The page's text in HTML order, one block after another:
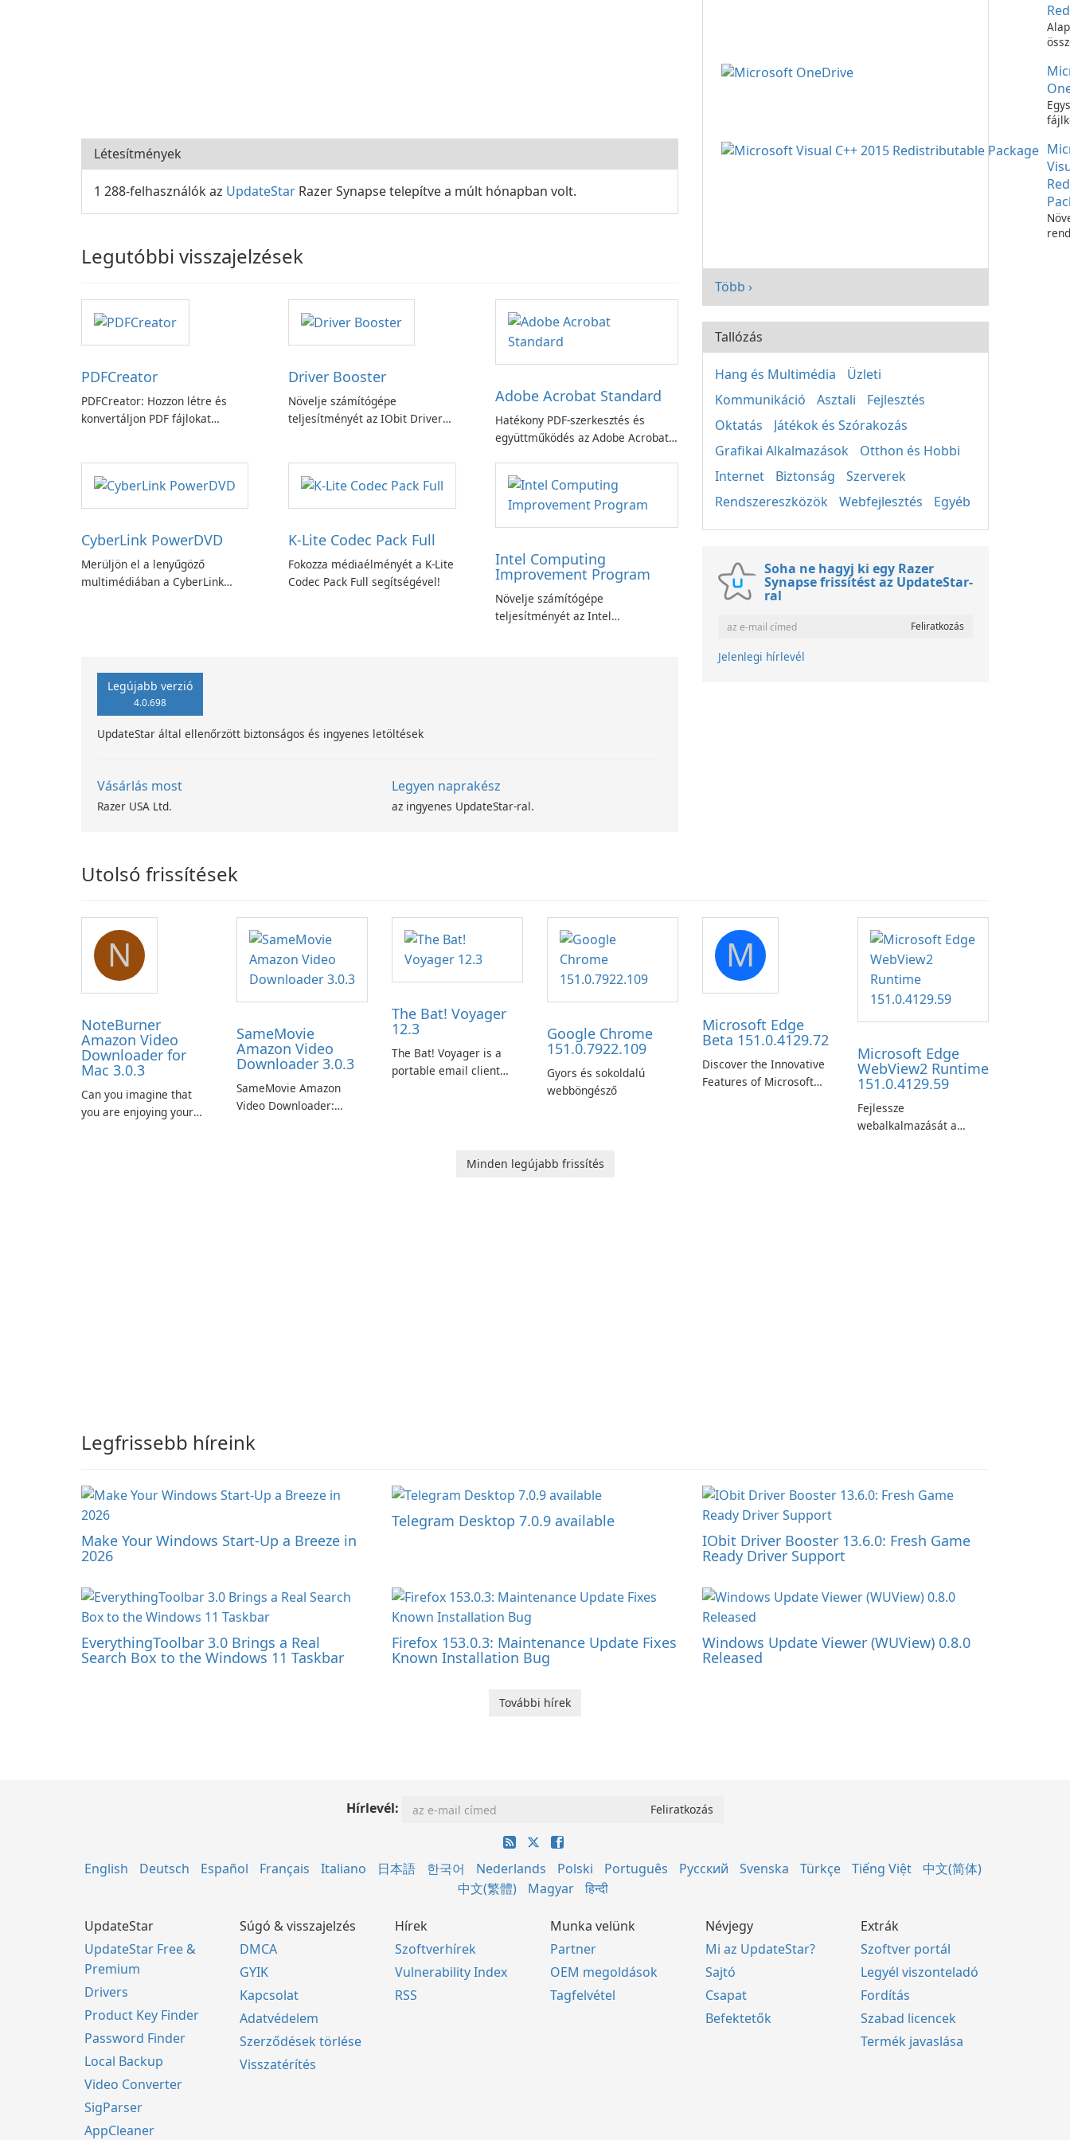
Létesítmények
1 288-felhasználók az UpdateStar Razer Synapse telepítve a múlt hónapban volt.
Legutóbbi visszajelzések
PDFCreator
PDFCreator: Hozzon létre és
konvertáljon PDF fájlokat
Driver Booster
Növelje számítógépe
teljesítményét az IObit Driver
Adobe Acrobat Standard
Hatékony PDF-szerkesztés és
együttműködés az Adobe Acrobat
CyberLink PowerDVD
Merüljön el a lenyűgöző
multimédiában a CyberLink
K-Lite Codec Pack Full
Fokozza médiaélményét a K-Lite
Codec Pack Full segítségével!
Intel Computing
Improvement Program
Növelje számítógépe
teljesítményét az Intel
Legújabb verzió
4.0.698
UpdateStar által ellenőrzött biztonságos és ingyenes letöltések
Vásárlás most
Razer USA Ltd.
Legyen naprakész
az ingyenes UpdateStar-ral.
Több ›
Tallózás
Hang és Multimédia
Üzleti
Kommunikáció
Asztali
Fejlesztés
Oktatás
Játékok és Szórakozás
Grafikai Alkalmazások
Otthon és Hobbi
Internet
Biztonság
Szerverek
Rendszereszközök
Webfejlesztés Egyéb
Soha ne hagyj ki egy Razer
Synapse frissítést az UpdateStar-
ral
Jelenlegi hírlevél
Utolsó frissítések
N
NoteBurner
Amazon Video
Downloader for
Mac 3.0.3
Can you imagine that
you are enjoying your
SameMovie
Amazon Video
Downloader 3.0.3
SameMovie Amazon
Video Downloader:
The Bat! Voyager
12.3
The Bat! Voyager is a
portable email client
Microsoft Windows.
Google Chrome
151.0.7922.109
Gyors és sokoldalú
webböngésző
M
Microsoft Edge
Beta 151.0.4129.72
Discover the Innovative
Features of Microsoft
Microsoft Edge
WebView2 Runtime
151.0.4129.59
Fejlessze
webalkalmazását a
Minden legújabb frissítés
Legfrissebb híreink
Make Your Windows Start-Up a Breeze in
2026
Telegram Desktop 7.0.9 available
IObit Driver Booster 13.6.0: Fresh Game
Ready Driver Support
EverythingToolbar 3.0 Brings a Real
Search Box to the Windows 11 Taskbar
Firefox 153.0.3: Maintenance Update Fixes
Known Installation Bug
Windows Update Viewer (WUView) 0.8.0
Released
További hírek
Hírlevél:
English Deutsch Español Français Italiano 日本語 한국어 Nederlands Polski Português Русский Svenska Türkçe Tiếng Việt
中文(简体)
中文(繁體)
Magyar हिन्दी
UpdateStar
UpdateStar Free &
Premium
Drivers
Product Key Finder
Password Finder
Local Backup
Video Converter
SigParser
AppCleaner
Súgó & visszajelzés
DMCA
GYIK
Kapcsolat
Adatvédelem
Szerződések törlése
Visszatérítés
Hírek
Szoftverhírek
Vulnerability Index
RSS
Munka velünk
Partner
OEM megoldások
Tagfelvétel
Névjegy
Mi az UpdateStar?
Sajtó
Csapat
Befektetők
Extrák
Szoftver portál
Legyél viszonteladó
Fordítás
Szabad licencek
Termék javaslása